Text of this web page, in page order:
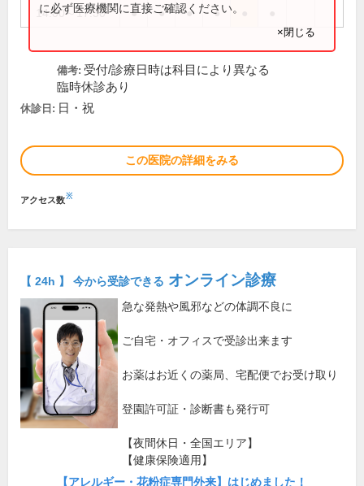
14:00～17:30 ● ● ● ●
に必ず医療機関に直接ご確認ください。
×閉じる
備考: 受付/診療日時は科目により異なる
臨時休診あり
休診日: 日・祝
この医院の詳細をみる
アクセス数※
【 24h 】 今から受診できる オンライン診療
急な発熱や風邪などの体調不良に
ご自宅・オフィスで受診出来ます
お薬はお近くの薬局、宅配便でお受け取り
登園許可証・診断書も発行可
【夜間休日・全国エリア】
【健康保険適用】
【アレルギー・花粉症専門外来】はじめました！